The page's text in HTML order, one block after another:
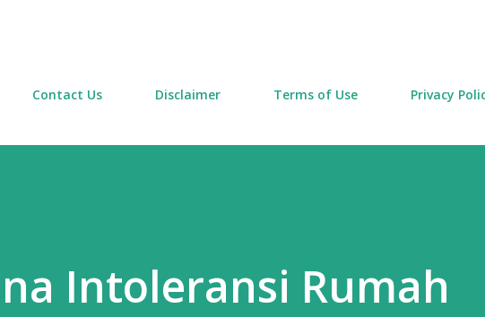
Contact Us Disclaimer Terms of Use Privacy
Intoleransi Rumah